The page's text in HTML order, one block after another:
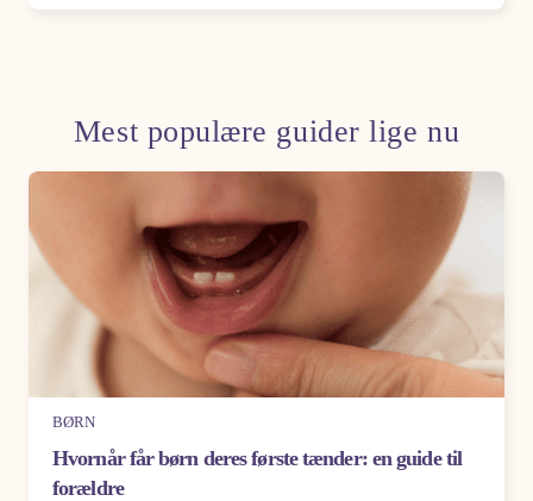
Mest populære guider lige nu
BØRN
Hvornår får børn deres første tænder: en guide til
forældre